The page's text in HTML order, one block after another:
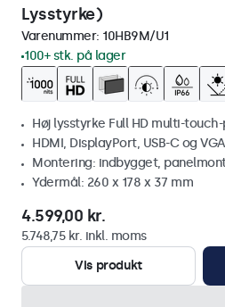
Lysstyrke)
Varenummer: 10HB9M/U1
100+ stk. på lager
Høj lysstyrke Full HD multi-
HDMI, DisplayPort, USB-C og VGA
Montering: indbygget,
Ydermål: 260 x 178 x 37 mm
4.599,00 kr.
5.748,75 kr. inkl. moms
Vis produkt